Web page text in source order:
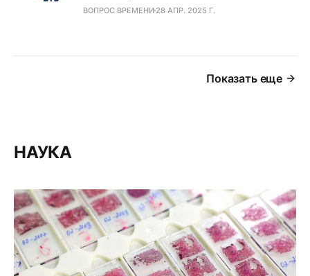
ВОПРОС ВРЕМЕНИ 28 АПР. 2025 Г.
Показать еще
НАУКА